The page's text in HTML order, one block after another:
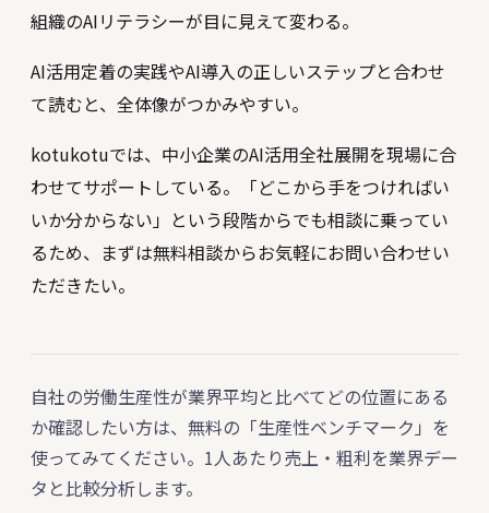
組織のAIリテラシーが目に見えて変わる。
AI活用定着の実践やAI導入の正しいステップと合わせ
て読むと、全体像がつかみやすい。
kotukotuでは、中小企業のAI活用全社展開を現場に合
わせてサポートしている。「どこから手をつければい
いか分からない」という段階からでも相談に乗ってい
るため、まずは無料相談からお気軽にお問い合わせい
ただきたい。
自社の労働生産性が業界平均と比べてどの位置にある
か確認したい方は、無料の「生産性ベンチマーク」を
使ってみてください。1人あたり売上・粗利を業界デー
タと比較分析します。